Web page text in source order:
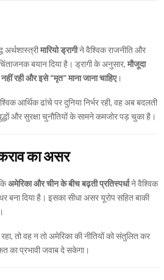
अर्थशास्त्रीमारियो ड्रागीने वैश्विक राजनीति और
बयान दिया है। ड्रागी के अनुसार, मौजूदा
रही और इसे “मृत” माना जाना चाहिए।
आर्थिक ढांचे पर दुनिया निर्भर रही, वह अब बदलती
और सुरक्षा चुनौतियों के सामने कमजोर पड़ चुका है।
का असर
अमेरिका और चीन के बीच बढ़ती प्रतिस्पर्धाने वैश्विक
बना दिया है। इसका सीधा असर यूरोप सहित बाकी
तो वह न तो अमेरिका की नीतियों को संतुलित कर
का प्रभावी जवाब दे सकेगा।